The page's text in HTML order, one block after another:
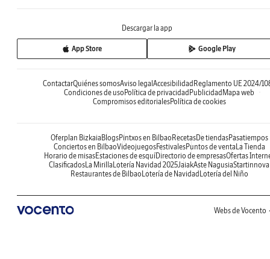
Descargar la app
App Store Google Play
ContactarQuiénes somosAviso legalAccesibilidadReglamento UE 2024/
Condiciones de usoPolítica de privacidadPublicidadMapa web
Compromisos editorialesPolítica de cookies
Oferplan BizkaiaBlogsPintxos en BilbaoRecetasDe tiendasPasatiempos
Conciertos en BilbaoVideojuegosFestivalesPuntos de ventaLa Tienda
Horario de misasEstaciones de esquíDirectorio de empresasOfertas
ClasificadosLa MirillaLotería Navidad 2025JaiakAste NagusiaStartinnova
Restaurantes de BilbaoLotería de NavidadLotería del Niño
Webs de Vocento